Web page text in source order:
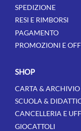
SHOP
CARTA & ARCHIVIO
SCUOLA &
CANCELLERIA E
GIOCATTOLI
SPEDIZIONE
RESI E RIMBORSI
PAGAMENTO
PROMOZIONI E